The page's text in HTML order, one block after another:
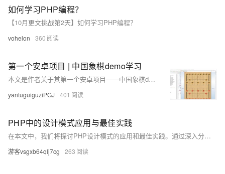
如何学习PHP编程？
【10月更文挑战第2天】如何学习PHP编程？
vohelon 360
第一个安卓项目 | 中国象棋demo学习
本文是作者关于其第一个安卓项目——中国象棋demo的学习记录，展示了demo的运行结果、爬坑记录以及参考资料，包括解决Android Studio和maven相关问题的方法。
yantuguiguziPGJ 401
PHP中的设计模式应用与最佳实践
在本文中，我们将探讨PHP设计模式的应用和最佳实践。通过深入分析，揭示如何在实际项目中有效利用设计模式来优化代码结构、提升系统灵活性和维护性，并分享一些常见设计模式的实际应用案例。无论你是PHP初学者还是经验丰富的开发者，这篇文章都会对你有所帮助。
游客vsgxb64qlj7cg 263